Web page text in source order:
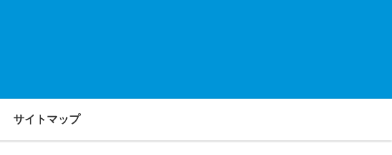
サイトマップ